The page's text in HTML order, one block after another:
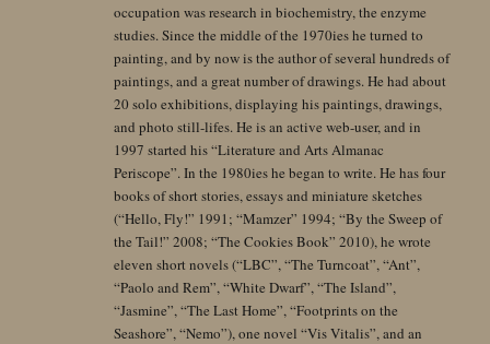
occupation was research in biochemistry, the enzyme
studies. Since the middle of the 1970ies he turned to
painting, and by now is the author of several hundreds of
paintings, and a great number of drawings. He had about
20 solo exhibitions, displaying his paintings, drawings,
and photo still-lifes. He is an active web-user, and in
1997 started his “Literature and Arts Almanac
Periscope”. In the 1980ies he began to write. He has four
books of short stories, essays and miniature sketches
(“Hello, Fly!” 1991; “Mamzer” 1994; “By the Sweep of
the Tail!” 2008; “The Cookies Book” 2010), he wrote
eleven short novels (“LBC”, “The Turncoat”, “Ant”,
“Paolo and Rem”, “White Dwarf”, “The Island”,
“Jasmine”, “The Last Home”, “Footprints on the
Seashore”, “Nemo”), one novel “Vis Vitalis”, and an